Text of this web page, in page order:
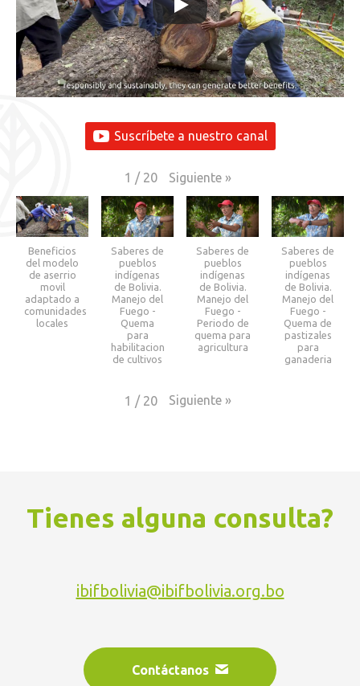
Suscríbete a nuestro canal
1 / 20 Siguiente »
Beneficios
del modelo
de aserrio
movil
adaptado a
comunidades
locales
Saberes de
pueblos
indígenas
de Bolivia.
Manejo del
Fuego -
Quema
para
habilitacion
de cultivos
Saberes de
pueblos
indígenas
de Bolivia.
Manejo del
Fuego -
Periodo de
quema para
agricultura
Saberes de
pueblos
indígenas
de Bolivia.
Manejo del
Fuego -
Quema de
pastizales
para
ganaderia
1 / 20 Siguiente »
Tienes alguna consulta?
ibifbolivia@ibifbolivia.org.bo
Contáctanos